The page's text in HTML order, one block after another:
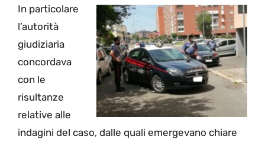
In particolare
l’autorità
giudiziaria
concordava
con le
risultanze
relative alle
indagini del caso, dalle quali emergevano chiare